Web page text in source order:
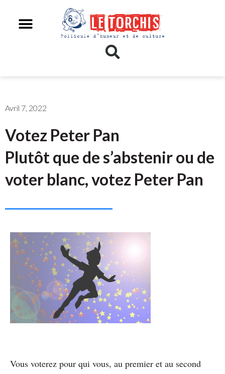
Avril 7, 2022
Votez Peter Pan
Plutôt que de s’abstenir ou de
voter blanc, votez Peter Pan
Vous voterez pour qui vous, au premier et au second